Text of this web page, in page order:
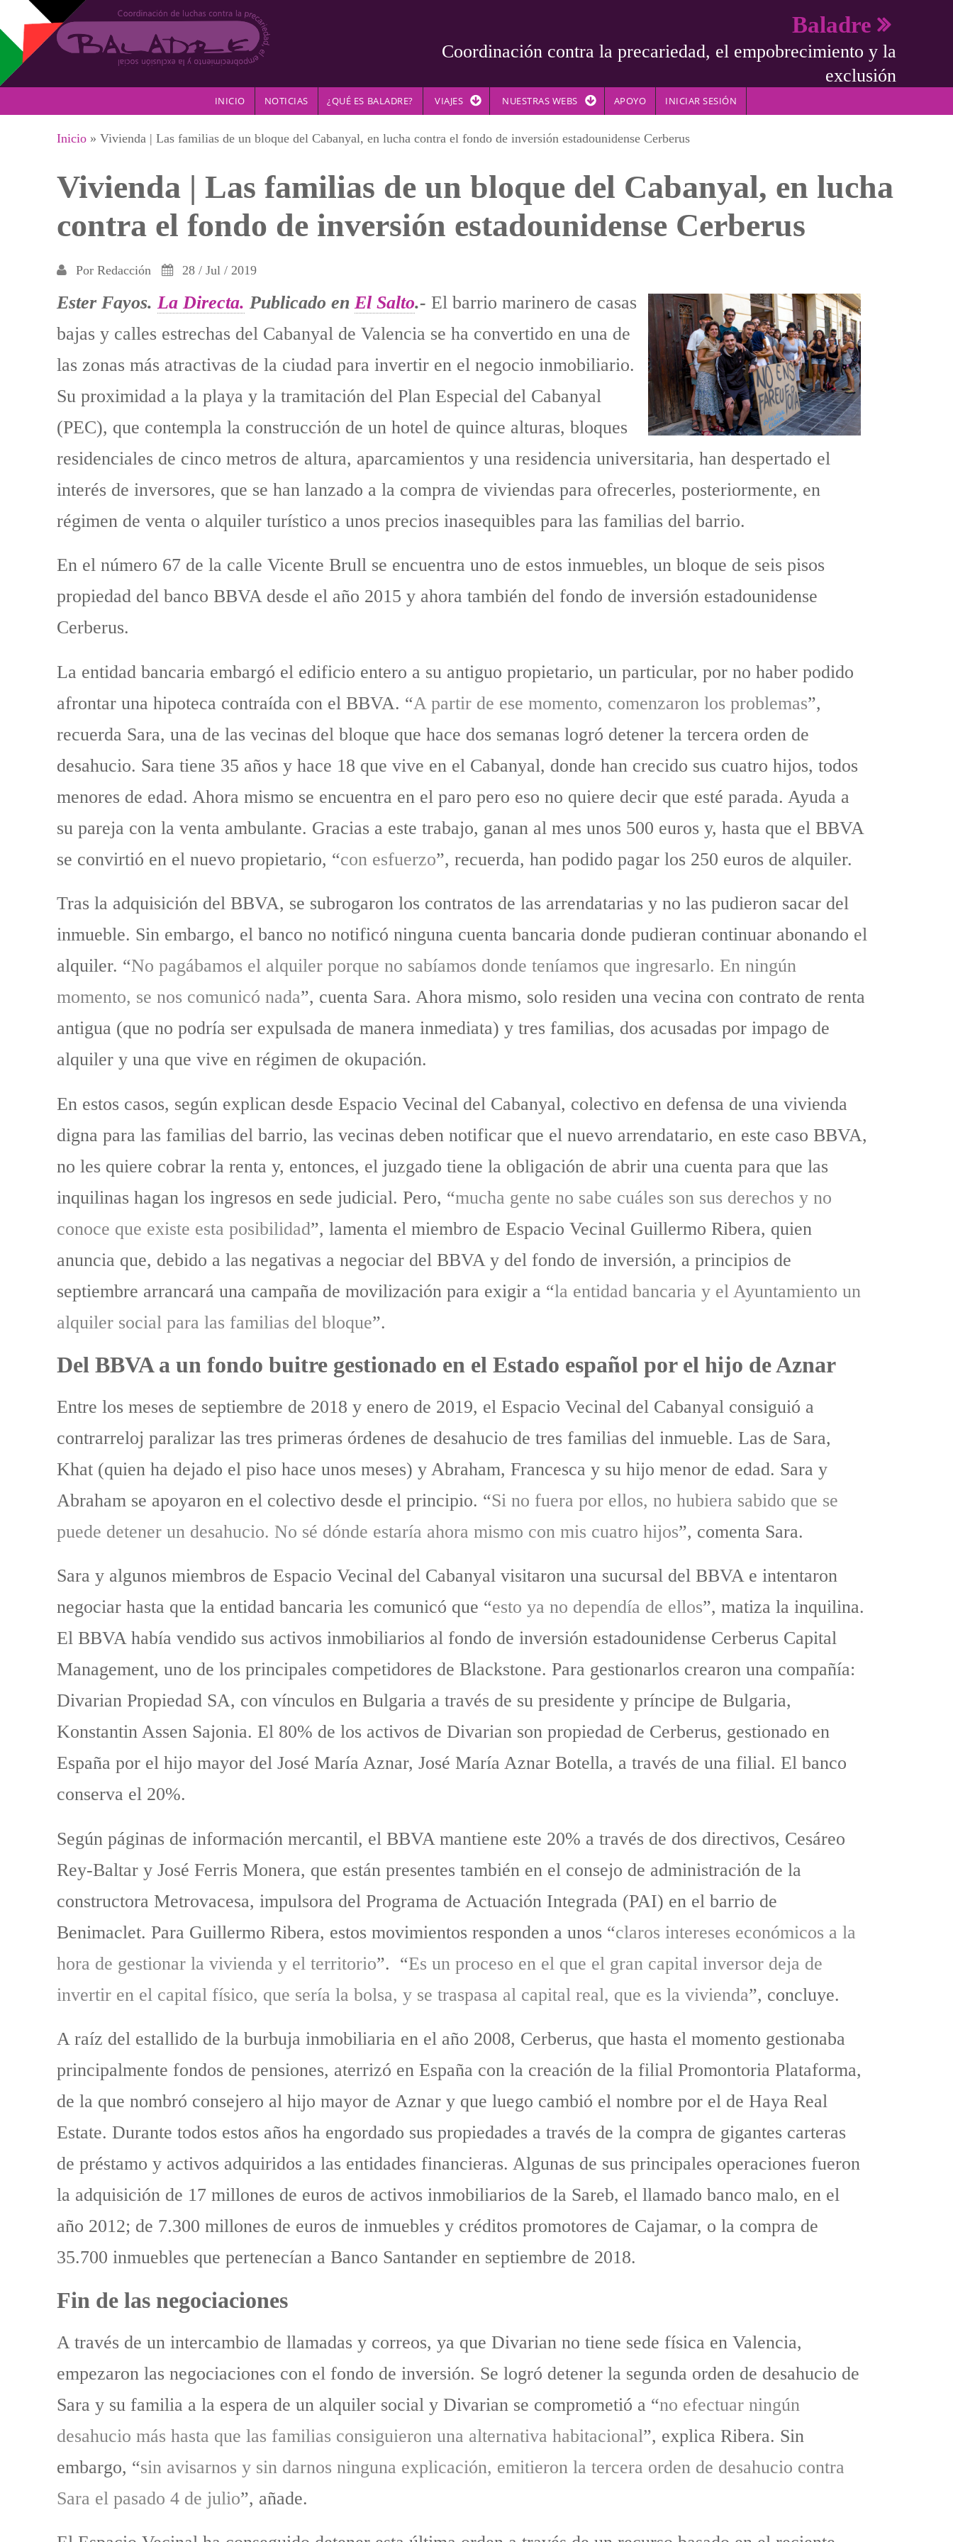
Pasar al contenido principal
Baladre
Coordinación contra la precariedad, el empobrecimiento y la
exclusión
INICIO NOTICIAS ¿QUÉ ES BALADRE? VIAJES NUESTRAS WEBS APOYO INICIAR SESIÓN
Se encuentra usted aquí
Inicio » Vivienda | Las familias de un bloque del Cabanyal, en lucha contra el fondo de inversión estadounidense Cerberus
Vivienda | Las familias de un bloque del Cabanyal, en lucha
contra el fondo de inversión estadounidense Cerberus
Por Redacción 28 / Jul / 2019
Ester Fayos. La Directa. Publicado en El Salto.- El barrio marinero de casas
bajas y calles estrechas del Cabanyal de Valencia se ha convertido en una de
las zonas más atractivas de la ciudad para invertir en el negocio inmobiliario.
Su proximidad a la playa y la tramitación del Plan Especial del Cabanyal
(PEC), que contempla la construcción de un hotel de quince alturas, bloques
residenciales de cinco metros de altura, aparcamientos y una residencia universitaria, han despertado el
interés de inversores, que se han lanzado a la compra de viviendas para ofrecerles, posteriormente, en
régimen de venta o alquiler turístico a unos precios inasequibles para las familias del barrio.
En el número 67 de la calle Vicente Brull se encuentra uno de estos inmuebles, un bloque de seis pisos
propiedad del banco BBVA desde el año 2015 y ahora también del fondo de inversión estadounidense
Cerberus.
La entidad bancaria embargó el edificio entero a su antiguo propietario, un particular, por no haber podido
afrontar una hipoteca contraída con el BBVA. “A partir de ese momento, comenzaron los problemas”,
recuerda Sara, una de las vecinas del bloque que hace dos semanas logró detener la tercera orden de
desahucio. Sara tiene 35 años y hace 18 que vive en el Cabanyal, donde han crecido sus cuatro hijos, todos
menores de edad. Ahora mismo se encuentra en el paro pero eso no quiere decir que esté parada. Ayuda a
su pareja con la venta ambulante. Gracias a este trabajo, ganan al mes unos 500 euros y, hasta que el BBVA
se convirtió en el nuevo propietario, “con esfuerzo”, recuerda, han podido pagar los 250 euros de alquiler.
Tras la adquisición del BBVA, se subrogaron los contratos de las arrendatarias y no las pudieron sacar del
inmueble. Sin embargo, el banco no notificó ninguna cuenta bancaria donde pudieran continuar abonando el
alquiler. “No pagábamos el alquiler porque no sabíamos donde teníamos que ingresarlo. En ningún
momento, se nos comunicó nada”, cuenta Sara. Ahora mismo, solo residen una vecina con contrato de renta
antigua (que no podría ser expulsada de manera inmediata) y tres familias, dos acusadas por impago de
alquiler y una que vive en régimen de okupación.
En estos casos, según explican desde Espacio Vecinal del Cabanyal, colectivo en defensa de una vivienda
digna para las familias del barrio, las vecinas deben notificar que el nuevo arrendatario, en este caso BBVA,
no les quiere cobrar la renta y, entonces, el juzgado tiene la obligación de abrir una cuenta para que las
inquilinas hagan los ingresos en sede judicial. Pero, “mucha gente no sabe cuáles son sus derechos y no
conoce que existe esta posibilidad”, lamenta el miembro de Espacio Vecinal Guillermo Ribera, quien
anuncia que, debido a las negativas a negociar del BBVA y del fondo de inversión, a principios de
septiembre arrancará una campaña de movilización para exigir a “la entidad bancaria y el Ayuntamiento un
alquiler social para las familias del bloque”.
Del BBVA a un fondo buitre gestionado en el Estado español por el hijo de Aznar
Entre los meses de septiembre de 2018 y enero de 2019, el Espacio Vecinal del Cabanyal consiguió a
contrarreloj paralizar las tres primeras órdenes de desahucio de tres familias del inmueble. Las de Sara,
Khat (quien ha dejado el piso hace unos meses) y Abraham, Francesca y su hijo menor de edad. Sara y
Abraham se apoyaron en el colectivo desde el principio. “Si no fuera por ellos, no hubiera sabido que se
puede detener un desahucio. No sé dónde estaría ahora mismo con mis cuatro hijos”, comenta Sara.
Sara y algunos miembros de Espacio Vecinal del Cabanyal visitaron una sucursal del BBVA e intentaron
negociar hasta que la entidad bancaria les comunicó que “esto ya no dependía de ellos”, matiza la inquilina.
El BBVA había vendido sus activos inmobiliarios al fondo de inversión estadounidense Cerberus Capital
Management, uno de los principales competidores de Blackstone. Para gestionarlos crearon una compañía:
Divarian Propiedad SA, con vínculos en Bulgaria a través de su presidente y príncipe de Bulgaria,
Konstantin Assen Sajonia. El 80% de los activos de Divarian son propiedad de Cerberus, gestionado en
España por el hijo mayor del José María Aznar, José María Aznar Botella, a través de una filial. El banco
conserva el 20%.
Según páginas de información mercantil, el BBVA mantiene este 20% a través de dos directivos, Cesáreo
Rey-Baltar y José Ferris Monera, que están presentes también en el consejo de administración de la
constructora Metrovacesa, impulsora del Programa de Actuación Integrada (PAI) en el barrio de
Benimaclet. Para Guillermo Ribera, estos movimientos responden a unos “claros intereses económicos a la
hora de gestionar la vivienda y el territorio”. “Es un proceso en el que el gran capital inversor deja de
invertir en el capital físico, que sería la bolsa, y se traspasa al capital real, que es la vivienda”, concluye.
A raíz del estallido de la burbuja inmobiliaria en el año 2008, Cerberus, que hasta el momento gestionaba
principalmente fondos de pensiones, aterrizó en España con la creación de la filial Promontoria Plataforma,
de la que nombró consejero al hijo mayor de Aznar y que luego cambió el nombre por el de Haya Real
Estate. Durante todos estos años ha engordado sus propiedades a través de la compra de gigantes carteras
de préstamo y activos adquiridos a las entidades financieras. Algunas de sus principales operaciones fueron
la adquisición de 17 millones de euros de activos inmobiliarios de la Sareb, el llamado banco malo, en el
año 2012; de 7.300 millones de euros de inmuebles y créditos promotores de Cajamar, o la compra de
35.700 inmuebles que pertenecían a Banco Santander en septiembre de 2018.
Fin de las negociaciones
A través de un intercambio de llamadas y correos, ya que Divarian no tiene sede física en Valencia,
empezaron las negociaciones con el fondo de inversión. Se logró detener la segunda orden de desahucio de
Sara y su familia a la espera de un alquiler social y Divarian se comprometió a “no efectuar ningún
desahucio más hasta que las familias consiguieron una alternativa habitacional”, explica Ribera. Sin
embargo, “sin avisarnos y sin darnos ninguna explicación, emitieron la tercera orden de desahucio contra
Sara el pasado 4 de julio”, añade.